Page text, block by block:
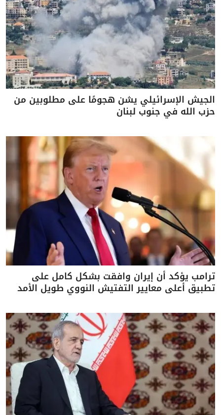
الجيش الإسرائيلي يشن هجومًا على مطلوبين من
حزب الله في جنوب لبنان
ترامب يؤكد أن إيران وافقت بشكل كامل على
تطبيق أعلى معايير التفتيش النووي طويل الأمد